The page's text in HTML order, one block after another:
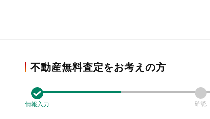
不動産無料査定をお考えの方
情報入力 確認